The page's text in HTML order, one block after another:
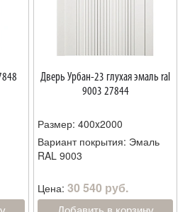
1 глухая 27848
Дверь Урбан-23 глухая эмаль ral
9003 27844
Размер: 400x2000
Вариант покрытия: Эмаль
RAL 9003
Цена: 30 540 руб.